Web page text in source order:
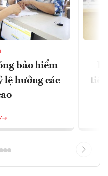
bảo hiểm
lệ hưởng các